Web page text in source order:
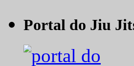
Portal do Jiu